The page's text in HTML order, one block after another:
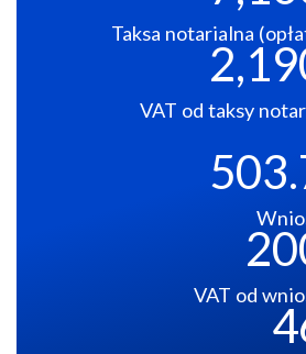
Taksa notarialna
VAT od taksy
VAT od